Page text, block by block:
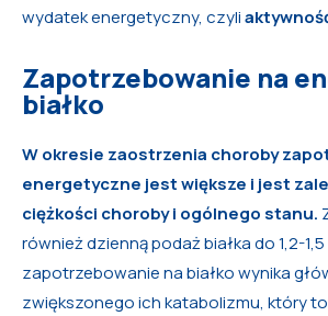
wydatek energetyczny, czyli
Zapotrzebowanie na
białko
W okresie zaostrzenia choroby
energetyczne jest większe i jest
ciężkości choroby i ogólnego stanu.
również dzienną podaż białka do 1,2-
zapotrzebowanie na białko wynika
zwiększonego ich katabolizmu, który